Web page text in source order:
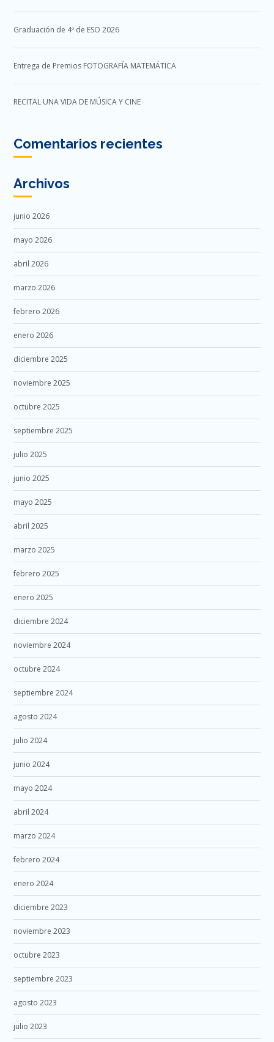
Graduación de 4º de ESO 2026
Entrega de Premios FOTOGRAFÍA MATEMÁTICA
RECITAL UNA VIDA DE MÚSICA Y CINE
Comentarios recientes
Archivos
junio 2026
mayo 2026
abril 2026
marzo 2026
febrero 2026
enero 2026
diciembre 2025
noviembre 2025
octubre 2025
septiembre 2025
julio 2025
junio 2025
mayo 2025
abril 2025
marzo 2025
febrero 2025
enero 2025
diciembre 2024
noviembre 2024
octubre 2024
septiembre 2024
agosto 2024
julio 2024
junio 2024
mayo 2024
abril 2024
marzo 2024
febrero 2024
enero 2024
diciembre 2023
noviembre 2023
octubre 2023
septiembre 2023
agosto 2023
julio 2023